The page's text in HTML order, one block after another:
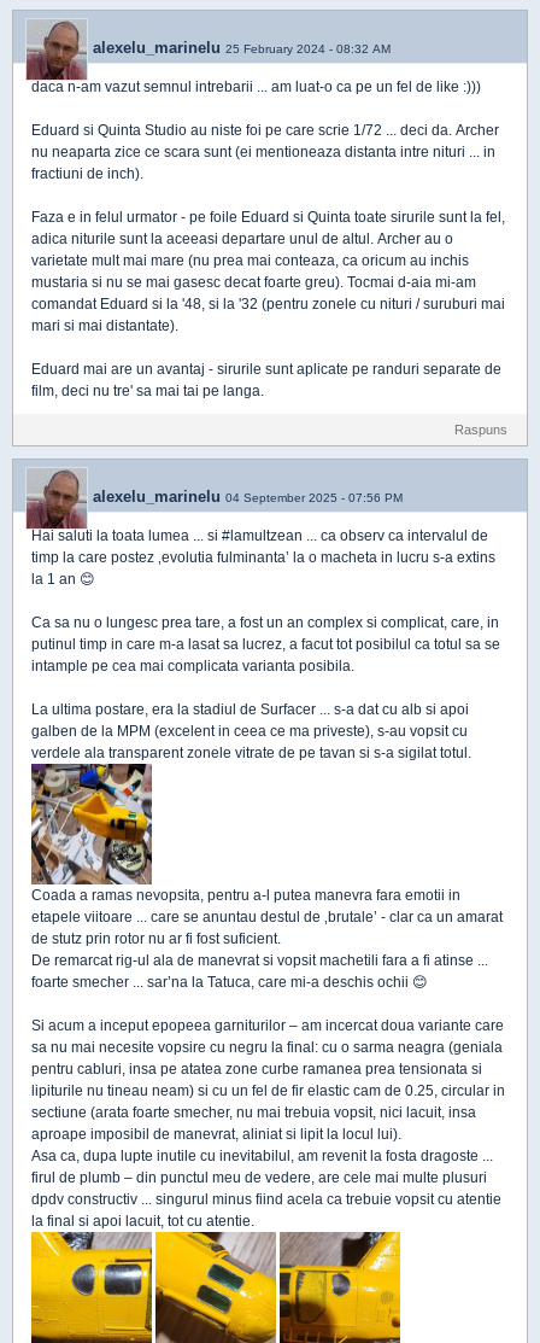
alexelu_marinelu 25 February 2024 - 08:32 AM
daca n-am vazut semnul intrebarii ... am luat-o ca pe un fel de like :)))
Eduard si Quinta Studio au niste foi pe care scrie 1/72 ... deci da. Archer
nu neaparta zice ce scara sunt (ei mentioneaza distanta intre nituri ... in
fractiuni de inch).
Faza e in felul urmator - pe foile Eduard si Quinta toate sirurile sunt la fel,
adica niturile sunt la aceeasi departare unul de altul. Archer au o
varietate mult mai mare (nu prea mai conteaza, ca oricum au inchis
mustaria si nu se mai gasesc decat foarte greu). Tocmai d-aia mi-am
comandat Eduard si la '48, si la '32 (pentru zonele cu nituri / suruburi mai
mari si mai distantate).
Eduard mai are un avantaj - sirurile sunt aplicate pe randuri separate de
film, deci nu tre' sa mai tai pe langa.
Raspuns
alexelu_marinelu 04 September 2025 - 07:56 PM
Hai saluti la toata lumea ... si #lamultzean ... ca observ ca intervalul de
timp la care postez ‚evolutia fulminanta’ la o macheta in lucru s-a extins
la 1 an 😊
Ca sa nu o lungesc prea tare, a fost un an complex si complicat, care, in
putinul timp in care m-a lasat sa lucrez, a facut tot posibilul ca totul sa se
intample pe cea mai complicata varianta posibila.
La ultima postare, era la stadiul de Surfacer ... s-a dat cu alb si apoi
galben de la MPM (excelent in ceea ce ma priveste), s-au vopsit cu
verdele ala transparent zonele vitrate de pe tavan si s-a sigilat totul.
Coada a ramas nevopsita, pentru a-l putea manevra fara emotii in
etapele viitoare ... care se anuntau destul de ‚brutale’ - clar ca un amarat
de stutz prin rotor nu ar fi fost suficient.
De remarcat rig-ul ala de manevrat si vopsit machetili fara a fi atinse ...
foarte smecher ... sar’na la Tatuca, care mi-a deschis ochii 😊
Si acum a inceput epopeea garniturilor – am incercat doua variante care
sa nu mai necesite vopsire cu negru la final: cu o sarma neagra (geniala
pentru cabluri, insa pe atatea zone curbe ramanea prea tensionata si
lipiturile nu tineau neam) si cu un fel de fir elastic cam de 0.25, circular in
sectiune (arata foarte smecher, nu mai trebuia vopsit, nici lacuit, insa
aproape imposibil de manevrat, aliniat si lipit la locul lui).
Asa ca, dupa lupte inutile cu inevitabilul, am revenit la fosta dragoste ...
firul de plumb – din punctul meu de vedere, are cele mai multe plusuri
dpdv constructiv ... singurul minus fiind acela ca trebuie vopsit cu atentie
la final si apoi lacuit, tot cu atentie.